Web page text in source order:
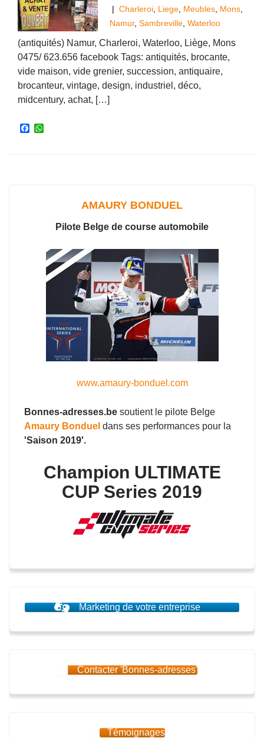
| Charleroi, Liege, Meubles, Mons,
Namur, Sambreville, Waterloo
(antiquités) Namur, Charleroi, Waterloo, Liège, Mons
0475/ 623.656 facebook Tags: antiquités, brocante,
vide maison, vide grenier, succession, antiquaire,
brocanteur, vintage, design, industriel, déco,
midcentury, achat, […]
F
AMAURY BONDUEL
Pilote Belge de course automobile
www.amaury-bonduel.com
Bonnes-adresses.be soutient le pilote Belge
Amaury Bonduel dans ses performances pour la
'Saison 2019'.
Champion ULTIMATE
CUP Series 2019
Marketing de votre entreprise
Contacter 'Bonnes-adresses'
Témoignages